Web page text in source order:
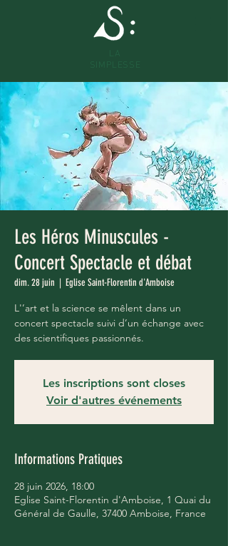
Les Héros Minuscules -
Concert Spectacle et débat
dim. 28 juin
  |
Eglise Saint-Florentin d'Amboise
L'’art et la science se mêlent dans un
concert spectacle suivi d’un échange avec
des scientifiques passionnés.
Les inscriptions sont closes
Voir d'autres événements
Informations Pratiques
28 juin 2026, 18:00
Eglise Saint-Florentin d'Amboise, 1 Quai du
Général de Gaulle, 37400 Amboise, France